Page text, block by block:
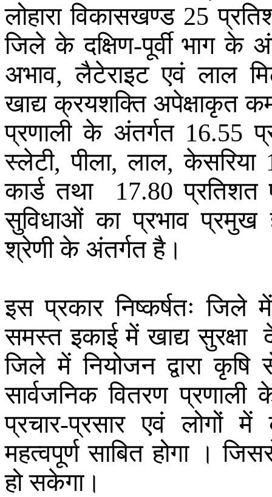
लोहारा विकासखण्ड25
जिले के दक्षिण-पूर्वी भाग के
अभाव,लैटेराइट एवं लाल
खाद्य क्रयशक्ति अपेक्षाकृत
प्रणाली के अंतर्गत16.55
स्लेटी,पीला,लाल,केसरिया
कार्ड तथा17.80प्रतिशत
सुविधाओं का प्रभाव प्रमुख
श्रेणी के अंतर्गत है।
इस प्रकार निष्कर्षतः जिले में
समस्त इकाई में खाद्य सुरक्षा
जिले में नियोजन द्वारा कृषि
सार्वजनिक वितरण प्रणाली
प्रचार-प्रसार एवं लोगों में
महत्वपूर्ण साबित होगा ।
हो सकेगा।